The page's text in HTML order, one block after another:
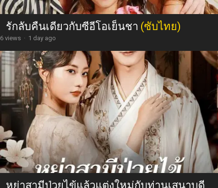
รักลับคืนเดียวกับซีอีโอเย็นชา (ซับไทย)
6 views · 1 day ago
หย่าสามีป่วยไข้แล้วแต่งใหม่กับท่านเสนาบดี